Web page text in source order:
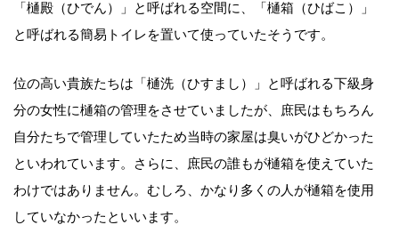
「樋殿（ひでん）」と呼ばれる空間に、「樋箱（ひばこ）」
と呼ばれる簡易トイレを置いて使っていたそうです。
位の高い貴族たちは「樋洗（ひすまし）」と呼ばれる下級身
分の女性に樋箱の管理をさせていましたが、庶民はもちろん
自分たちで管理していたため当時の家屋は臭いがひどかった
といわれています。さらに、庶民の誰もが樋箱を使えていた
わけではありません。むしろ、かなり多くの人が樋箱を使用
していなかったといいます。